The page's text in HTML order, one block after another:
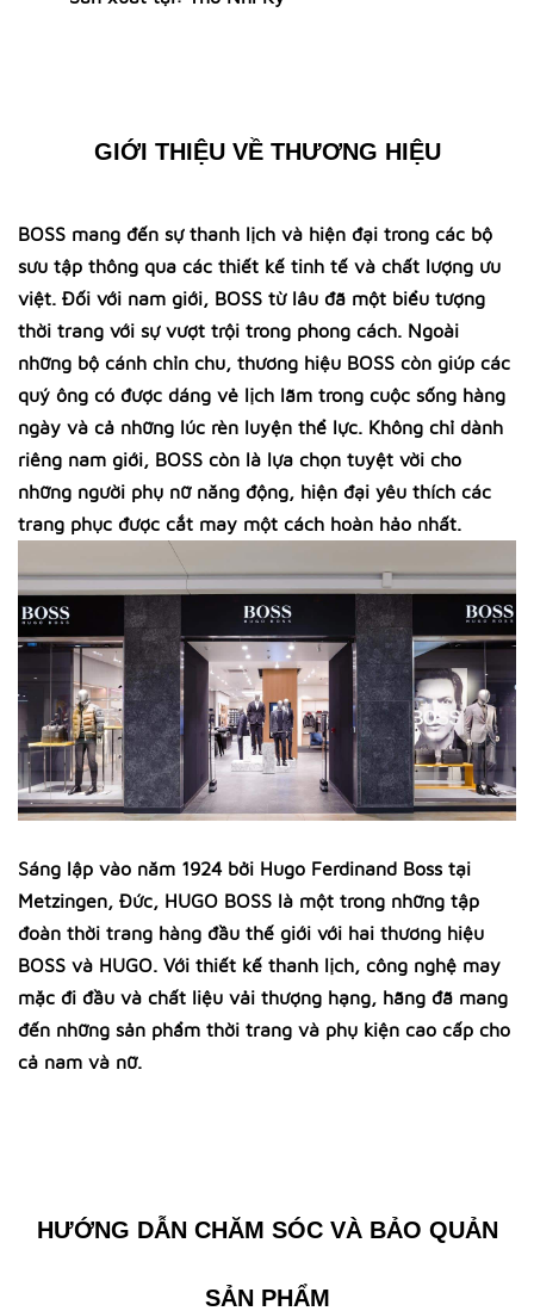
GIỚI THIỆU VỀ THƯƠNG HIỆU
BOSS mang đến sự thanh lịch và hiện đại trong các bộ
sưu tập thông qua các thiết kế tinh tế và chất lượng ưu
việt. Đối với nam giới, BOSS từ lâu đã một biểu tượng
thời trang với sự vượt trội trong phong cách. Ngoài
những bộ cánh chỉn chu, thương hiệu BOSS còn giúp các
quý ông có được dáng vẻ lịch lãm trong cuộc sống hàng
ngày và cả những lúc rèn luyện thể lực. Không chỉ dành
riêng nam giới, BOSS còn là lựa chọn tuyệt vời cho
những người phụ nữ năng động, hiện đại yêu thích các
trang phục được cắt may một cách hoàn hảo nhất.
Sáng lập vào năm 1924 bởi Hugo Ferdinand Boss tại
Metzingen, Đức, HUGO BOSS là một trong những tập
đoàn thời trang hàng đầu thế giới với hai thương hiệu
BOSS và HUGO. Với thiết kế thanh lịch, công nghệ may
mặc đi đầu và chất liệu vải thượng hạng, hãng đã mang
đến những sản phẩm thời trang và phụ kiện cao cấp cho
cả nam và nữ.
HƯỚNG DẪN CHĂM SÓC VÀ BẢO QUẢN
SẢN PHẨM